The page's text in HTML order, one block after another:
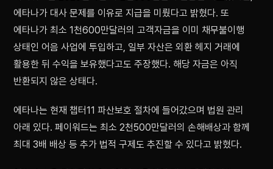
에타나가 대사 문제를 이유로 지급을 미뤘다고 밝혔다. 또
에타나가 최소 1천600만달러의 고객자금을 이미 채무불이행
상태인 어음 사업에 투입하고, 일부 자산은 외환 헤지 거래에
활용한 뒤 수익을 보유했다고도 주장했다. 해당 자금은 아직
반환되지 않은 상태다.
에타나는 현재 챕터11 파산보호 절차에 들어갔으며 법원 관리
아래 있다. 페이워드는 최소 2천500만달러의 손해배상과 함께
최대 3배 배상 등 추가 법적 구제도 추진할 수 있다고 밝혔다.